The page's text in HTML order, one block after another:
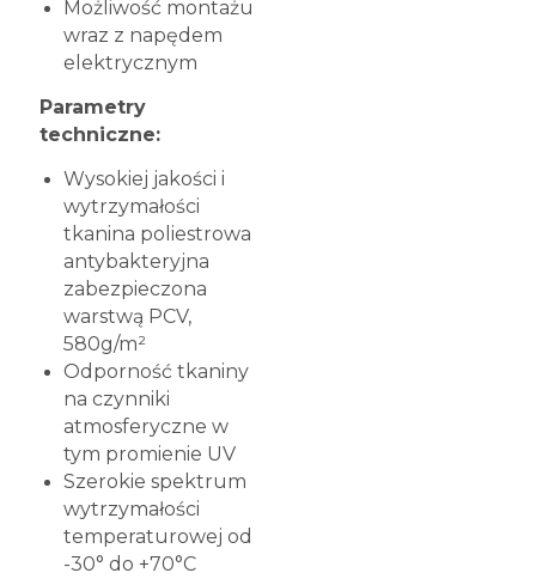
Możliwość montażu
wraz z napędem
elektrycznym
Parametry
techniczne:
Wysokiej jakości i
wytrzymałości
tkanina poliestrowa
antybakteryjna
zabezpieczona
warstwą PCV,
580g/m²
Odporność tkaniny
na czynniki
atmosferyczne w
tym promienie UV
Szerokie spektrum
wytrzymałości
temperaturowej od
-30° do +70°C